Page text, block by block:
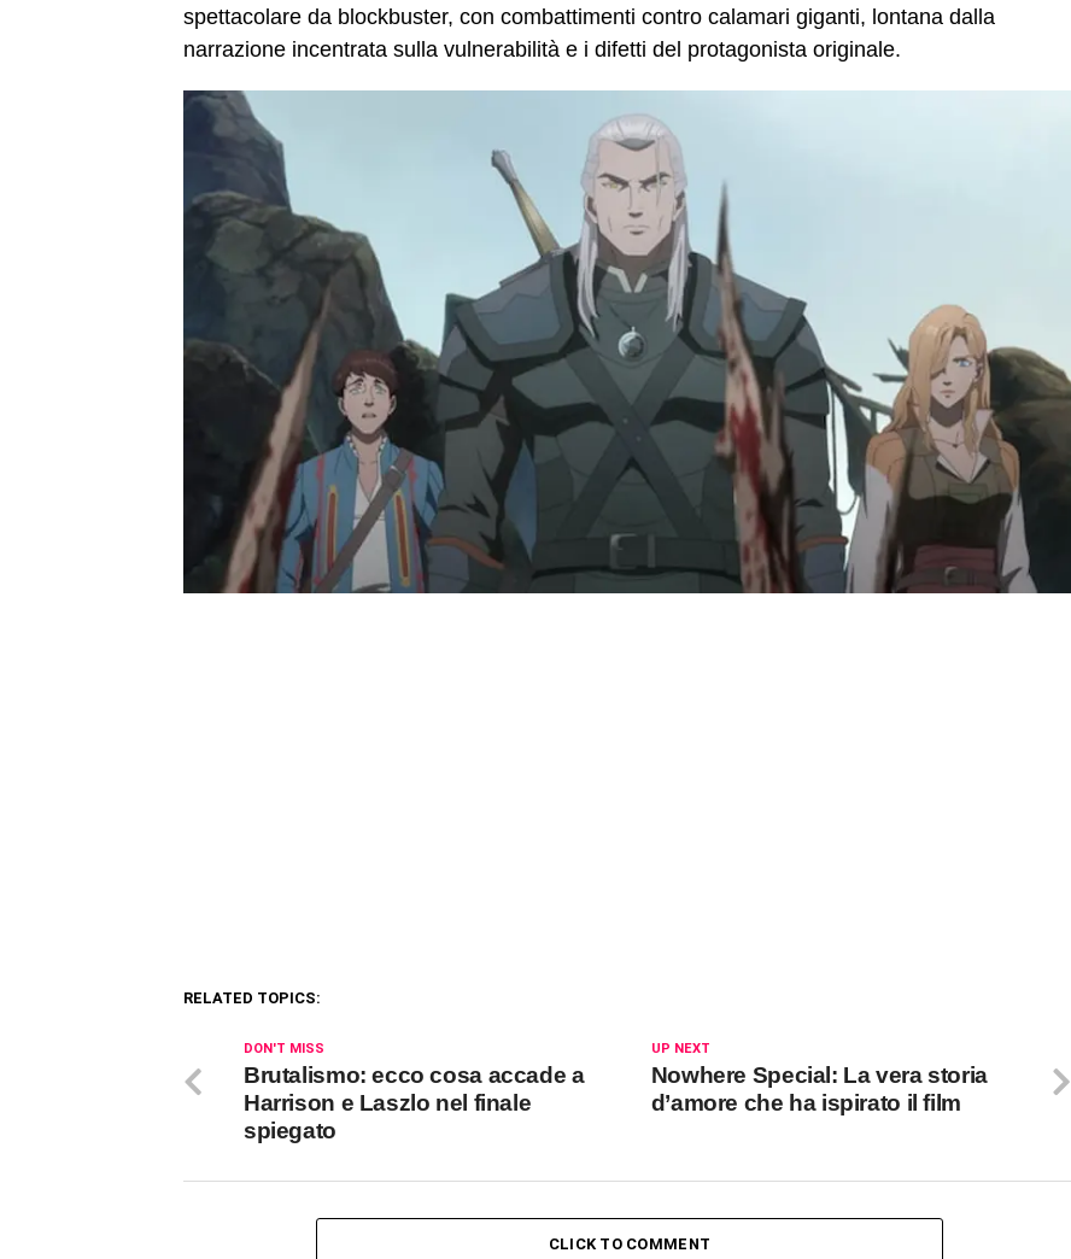
spettacolare da blockbuster, con combattimenti contro calamari giganti, lontana dalla
narrazione incentrata sulla vulnerabilità e i difetti del protagonista originale.
RELATED TOPICS:
UP NEXT
Nowhere Special: La vera storia
d’amore che ha ispirato il film
DON'T MISS
Brutalismo: ecco cosa accade a
Harrison e Laszlo nel finale
spiegato
CLICK TO COMMENT